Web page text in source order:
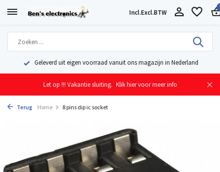
Incl.Excl.BTW
Geleverd uit eigen voorraad vanuit ons magazijn in Nederland
Let op !!! Vakantie sluiting. Klik hier voor meer info
Terug Home 8 pins dip ic socket